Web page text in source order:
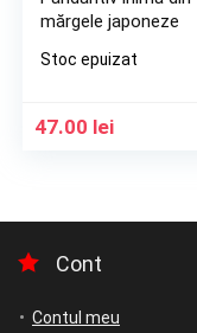
mărgele japoneze
Stoc epuizat
47.00 lei
Cont
Contul meu